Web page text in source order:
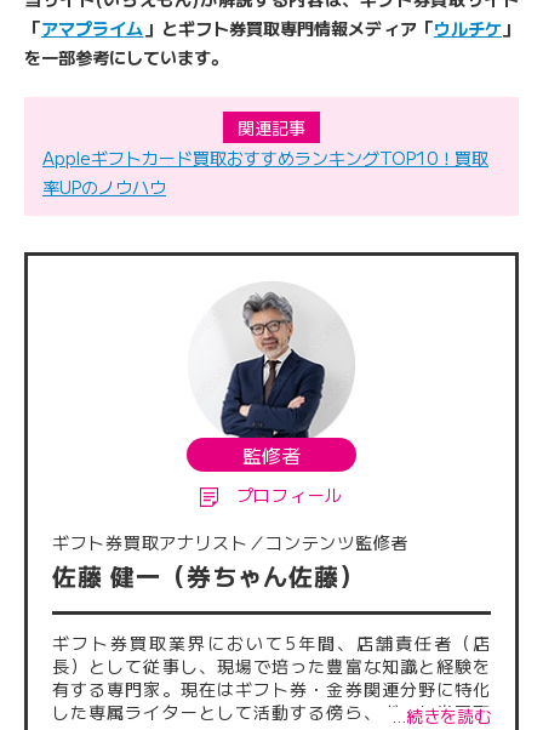
「アマプライム 」とギフト券買取専門情報メディア「ウルチケ 」
を一部参考にしています。
関連記事
Appleギフトカード買取おすすめランキングTOP10！買取
率UPのノウハウ
監修者
プロフィール
ギフト券買取アナリスト／コンテンツ監修者
佐藤 健一（券ちゃん佐藤）
ギフト券買取業界において5年間、店舗責任者（店
長）として従事し、現場で培った豊富な知識と経験を
有する専門家。現在はギフト券・金券関連分野に特化
した専属ライターとして活動する傍ら、ギフト券買取
…続きを読む